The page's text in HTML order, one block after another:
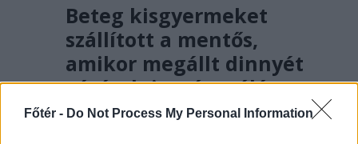
Főtér - Do Not Process My Personal Information
Beteg kisgyermeket
szállított a mentős,
amikor megállt dinnyét
vásárolni az út szélén –
hírmix